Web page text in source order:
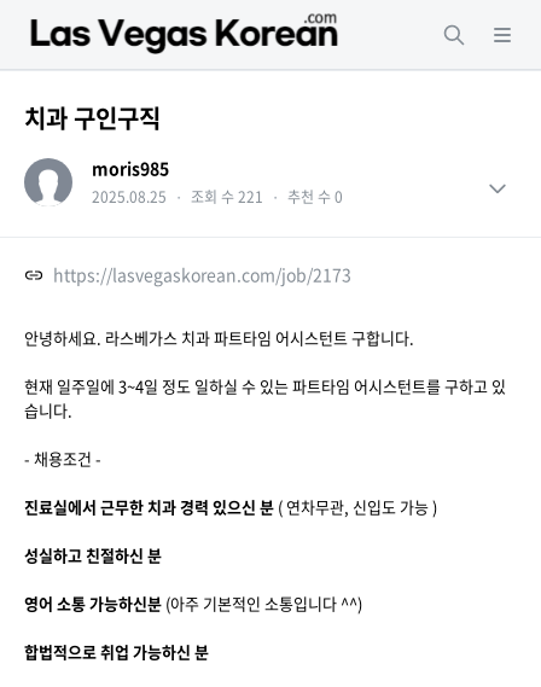
치과 구인구직
moris985
2025.08.25 ・ 조회 수 221 ・ 추천 수 0
https://lasvegaskorean.com/job/2173
안녕하세요. 라스베가스 치과 파트타임 어시스턴트 구합니다.
현재 일주일에 3~4일 정도 일하실 수 있는 파트타임 어시스턴트를 구하고 있
습니다.
- 채용조건 -
진료실에서 근무한 치과 경력 있으신 분 ( 연차무관, 신입도 가능 )
성실하고 친절하신 분
영어 소통 가능하신분 (아주 기본적인 소통입니다 ^^)
합법적으로 취업 가능하신 분